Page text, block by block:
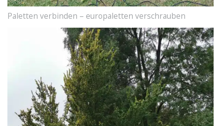
Paletten verbinden – europaletten verschrauben